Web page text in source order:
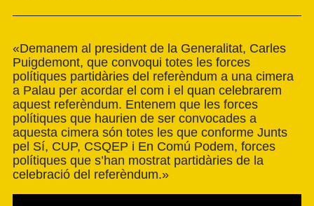
«Demanem al president de la Generalitat, Carles
Puigdemont, que convoqui totes les forces
polítiques partidàries del referèndum a una cimera
a Palau per acordar el com i el quan celebrarem
aquest referèndum. Entenem que les forces
polítiques que haurien de ser convocades a
aquesta cimera són totes les que conforme Junts
pel Sí, CUP, CSQEP i En Comú Podem, forces
polítiques que s’han mostrat partidàries de la
celebració del referèndum.»